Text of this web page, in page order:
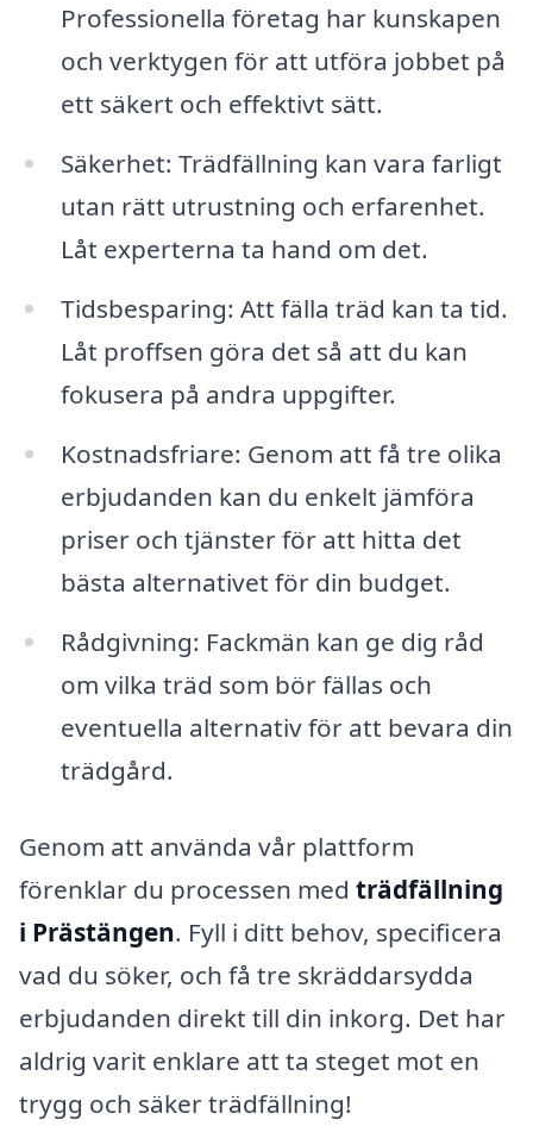
Professionella företag har kunskapen
och verktygen för att utföra jobbet på
ett säkert och effektivt sätt.
Säkerhet: Trädfällning kan vara farligt
utan rätt utrustning och erfarenhet.
Låt experterna ta hand om det.
Tidsbesparing: Att fälla träd kan ta tid.
Låt proffsen göra det så att du kan
fokusera på andra uppgifter.
Kostnadsfriare: Genom att få tre olika
erbjudanden kan du enkelt jämföra
priser och tjänster för att hitta det
bästa alternativet för din budget.
Rådgivning: Fackmän kan ge dig råd
om vilka träd som bör fällas och
eventuella alternativ för att bevara din
trädgård.
Genom att använda vår plattform
förenklar du processen med trädfällning
i Prästängen. Fyll i ditt behov, specificera
vad du söker, och få tre skräddarsydda
erbjudanden direkt till din inkorg. Det har
aldrig varit enklare att ta steget mot en
trygg och säker trädfällning!